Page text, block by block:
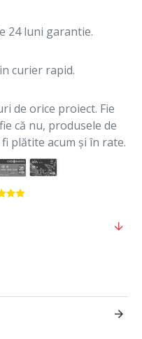
24 luni garantie.
curier rapid.
de orice proiect. Fie
că nu, produsele de
plătite acum și în rate.